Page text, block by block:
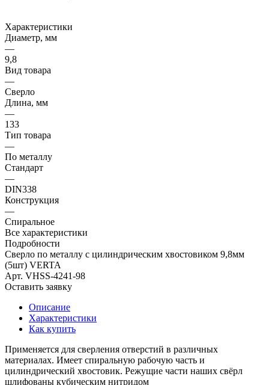
Характеристики
Диаметр, мм
—
9,8
Вид товара
—
Сверло
Длина, мм
—
133
Тип товара
—
По металлу
Стандарт
—
DIN338
Конструкция
—
Спиральное
Все характеристики
Подробности
Сверло по металлу с цилиндрическим хвостовиком 9,8мм
(5шт) VERTA
Арт. VHSS-4241-98
Оставить заявку
Описание
Характеристики
Как купить
Применяется для сверления отверстий в различных
материалах. Имеет спиральную рабочую часть и
цилиндрический хвостовик. Режущие части наших свёрл
шлифованы кубическим нитридом